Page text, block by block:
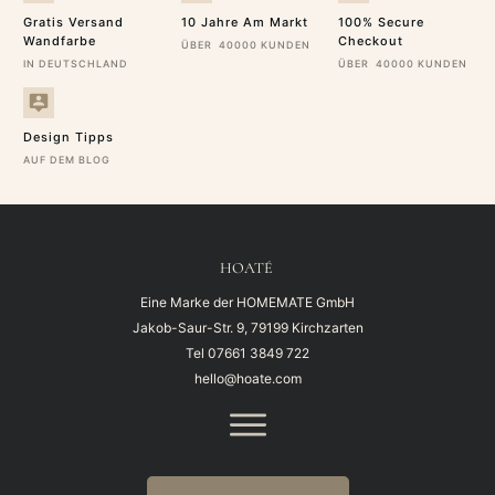
Gratis Versand
Wandfarbe
IN DEUTSCHLAND
10 Jahre Am Markt
ÜBER 40000 KUNDEN
100% Secure
Checkout
ÜBER 40000 KUNDEN
Design Tipps
AUF DEM BLOG
HOATÉ
Eine Marke der HOMEMATE GmbH
Jakob-Saur-Str. 9, 79199 Kirchzarten
Tel 07661 3849 722
hello@hoate.com